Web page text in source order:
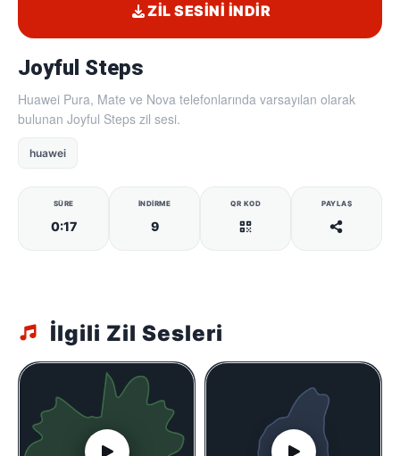
Joyful Steps
Huawei Pura, Mate ve Nova telefonlarında varsayılan olarak
bulunan Joyful Steps zil sesi.
huawei
SÜRE
0:17
İNDIRME
9
QR KOD PAYLAŞ
ZIL SESINI İNDIR
İlgili Zil Sesleri